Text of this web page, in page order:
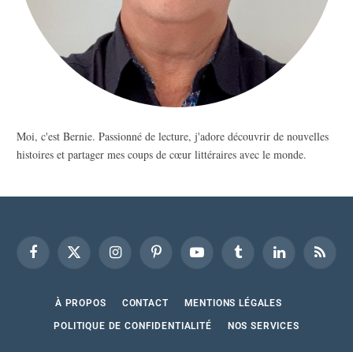
Moi, c'est Bernie. Passionné de lecture, j'adore découvrir de nouvelles
histoires et partager mes coups de cœur littéraires avec le monde.
FacebookX
(Twitter)
InstagramPinterest YouTube Tumblr LinkedInRSS
À PROPOS CONTACT MENTIONS LÉGALES
POLITIQUE DE CONFIDENTIALITÉ NOS SERVICES